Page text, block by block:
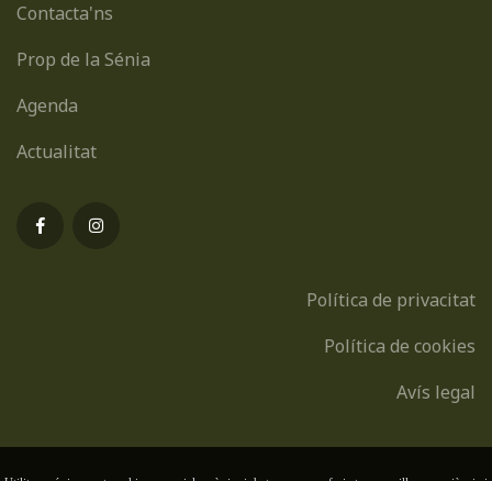
Contacta'ns
Prop de la Sénia
Agenda
Actualitat
Política de privacitat
Política de cookies
Avís legal